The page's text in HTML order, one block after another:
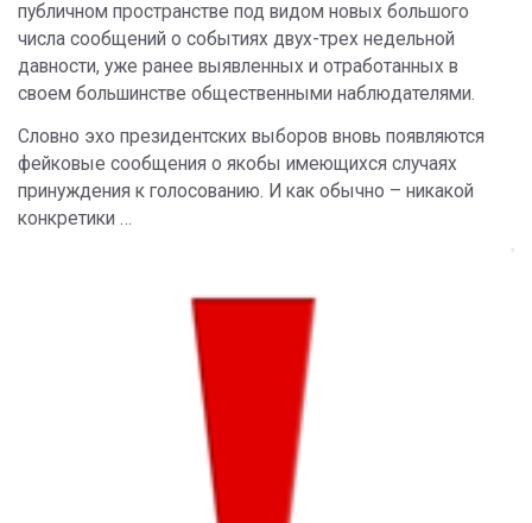
публичном пространстве под видом новых большого
числа сообщений о событиях двух-трех недельной
давности, уже ранее выявленных и отработанных в
своем большинстве общественными наблюдателями.
Словно эхо президентских выборов вновь появляются
фейковые сообщения о якобы имеющихся случаях
принуждения к голосованию. И как обычно – никакой
конкретики …